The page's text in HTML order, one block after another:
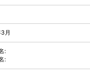
月
:
: